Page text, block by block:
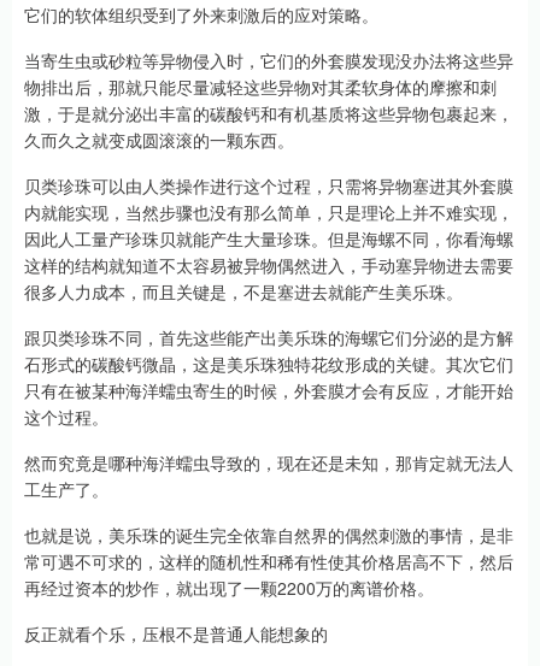
它们的软体组织受到了外来刺激后的应对策略。
当寄生虫或砂粒等异物侵入时，它们的外套膜发现没办法将这些异
物排出后，那就只能尽量减轻这些异物对其柔软身体的摩擦和刺
激，于是就分泌出丰富的碳酸钙和有机基质将这些异物包裹起来，
久而久之就变成圆滚滚的一颗东西。
贝类珍珠可以由人类操作进行这个过程，只需将异物塞进其外套膜
内就能实现，当然步骤也没有那么简单，只是理论上并不难实现，
因此人工量产珍珠贝就能产生大量珍珠。但是海螺不同，你看海螺
这样的结构就知道不太容易被异物偶然进入，手动塞异物进去需要
很多人力成本，而且关键是，不是塞进去就能产生美乐珠。
跟贝类珍珠不同，首先这些能产出美乐珠的海螺它们分泌的是方解
石形式的碳酸钙微晶，这是美乐珠独特花纹形成的关键。其次它们
只有在被某种海洋蠕虫寄生的时候，外套膜才会有反应，才能开始
这个过程。
然而究竟是哪种海洋蠕虫导致的，现在还是未知，那肯定就无法人
工生产了。
也就是说，美乐珠的诞生完全依靠自然界的偶然刺激的事情，是非
常可遇不可求的，这样的随机性和稀有性使其价格居高不下，然后
再经过资本的炒作，就出现了一颗2200万的离谱价格。
反正就看个乐，压根不是普通人能想象的